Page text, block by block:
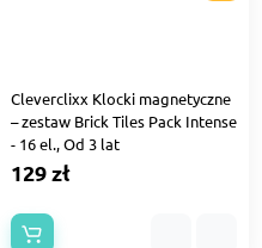
Cleverclixx Klocki magnetyczne
– zestaw Brick Tiles Pack Intense
- 16 el., Od 3 lat
129 zł